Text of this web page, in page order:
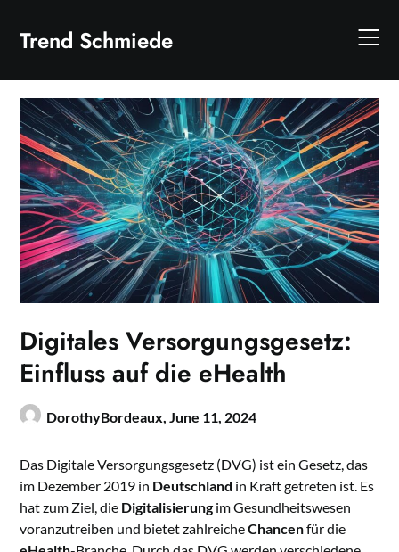
content
Trend Schmiede
Digitales Versorgungsgesetz:
Einfluss auf die eHealth
DorothyBordeaux,June 11, 2024
Das Digitale Versorgungsgesetz (DVG) ist ein Gesetz, das
im Dezember 2019 in Deutschland in Kraft getreten ist. Es
hat zum Ziel, die Digitalisierung im Gesundheitswesen
voranzutreiben und bietet zahlreicheChancenfür die